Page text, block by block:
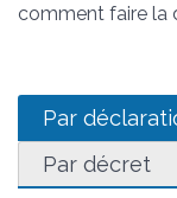
comment faire la
Par
Par décret